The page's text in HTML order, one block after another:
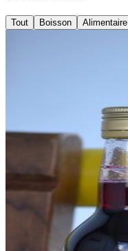
Tout Boisson Alimentaire